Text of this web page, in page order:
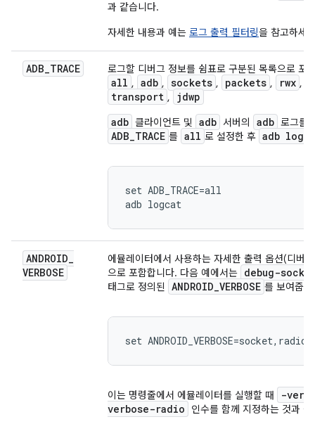
과 같습니다.
자세한 내용과 예는 로그 출력 필터링을 참고하세
ADB_TRACE 로그할 디버그 정보를 쉼표로 구분된 목록으로 포
all , adb , sockets , packets , rwx ,
transport ,
jdwp
adb 클라이언트 및 adb 서버의 adb 로그를
ADB_TRACE 를 all 로 설정한 후 adb
set ADB_TRACE=all
ANDROID_
VERBOSE
에뮬레이터에서 사용하는 자세한 출력 옵션(디버
으로 포함합니다. 다음 예에서는 debug-
태그로 정의된 ANDROID_VERBOSE 를 보여줍
set ANDROID_VERBOSE=socket,radio
이는 명령줄에서 에뮬레이터를 실행할 때
-
verbose-radio
인수를 함께 지정하는 것과 같